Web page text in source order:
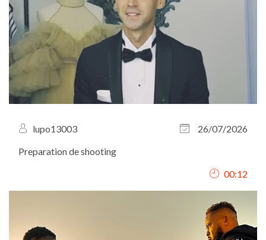
lupo13003
26/07/2026
Preparation de shooting
00:12